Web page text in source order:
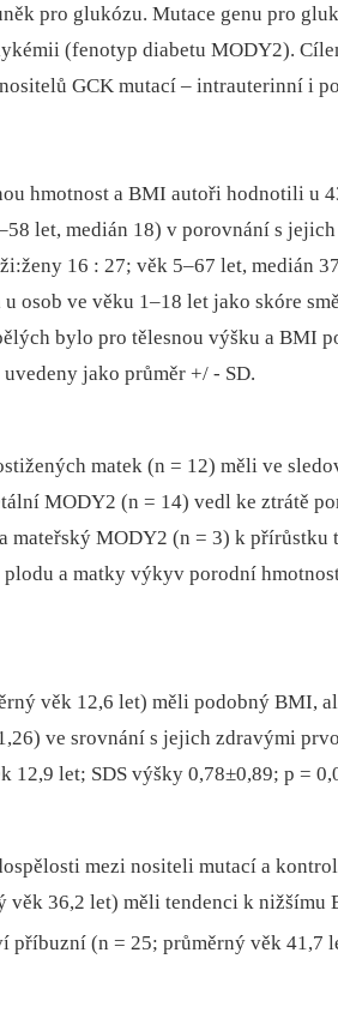
pro glukózu. Mutace genu pro
(fenotyp diabetu MODY2).
GCK mutací –⁠ intrauterinní i
hmotnost a BMI autoři hodnotili u
let, medián 18) v porovnání s
16 : 27; věk 5–67 let, medián
osob ve věku 1–18 let jako skóre
bylo pro tělesnou výšku a BMI
jako průměr +/ -⁠ SD.
matek (n = 12) měli ve
MODY2 (n = 14) vedl ke ztrátě
mateřský MODY2 (n = 3) k přírůstku
a matky výkyv porodní
věk 12,6 let) měli podobný BMI,
ve srovnání s jejich zdravými
12,9 let; SDS výšky 0,78±0,89; p =
mezi nositeli mutací a
věk 36,2 let) měli tendenci k nižšímu
příbuzní (n = 25; průměrný věk 41,7